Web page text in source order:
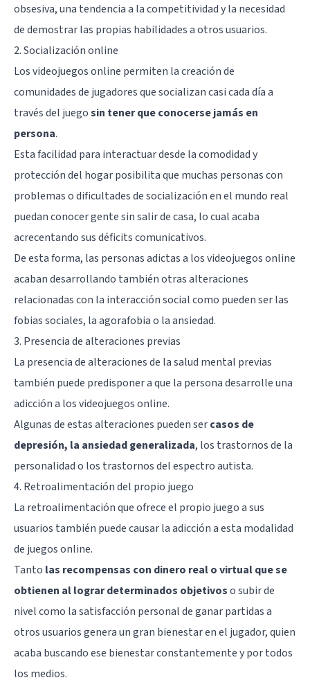
obsesiva, una tendencia a la competitividad y la necesidad
de demostrar las propias habilidades a otros usuarios.
2. Socialización online
Los videojuegos online permiten la creación de
comunidades de jugadores que socializan casi cada día a
través del juegosin tener que conocerse jamás en
persona.
Esta facilidad para interactuar desde la comodidad y
protección del hogar posibilita que muchas personas con
problemas o dificultades de socialización en el mundo real
puedan conocer gente sin salir de casa, lo cual acaba
acrecentando sus déficits comunicativos.
De esta forma, las personas adictas a los videojuegos online
acaban desarrollando también otras alteraciones
relacionadas con la interacción social como pueden ser las
fobias sociales, la agorafobia o la ansiedad.
3. Presencia de alteraciones previas
La presencia de alteraciones de la salud mental previas
también puede predisponer a que la persona desarrolle una
adicción a los videojuegos online.
Algunas de estas alteraciones pueden sercasos de
depresión, la ansiedad generalizada, los trastornos de la
personalidad o los trastornos del espectro autista.
4. Retroalimentación del propio juego
La retroalimentación que ofrece el propio juego a sus
usuarios también puede causar la adicción a esta modalidad
de juegos online.
Tanto las recompensas con dinero real o virtual que se
obtienen al lograr determinados objetivoso subir de
nivel como la satisfacción personal de ganar partidas a
otros usuarios genera un gran bienestar en el jugador, quien
acaba buscando ese bienestar constantemente y por todos
los medios.